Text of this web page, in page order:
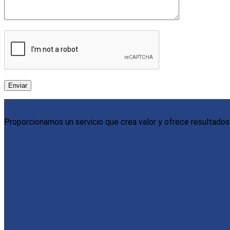
Proporcionamos un servicio que crea valor y ofrece